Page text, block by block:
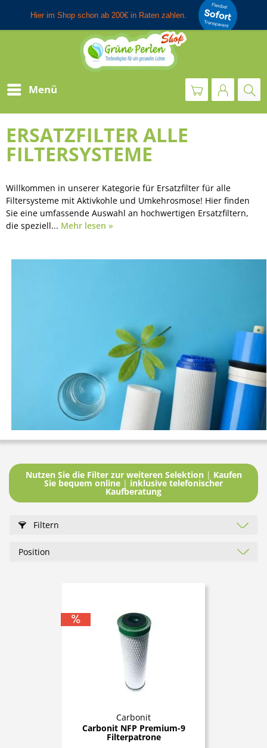
Menü
ERSATZFILTER ALLE
FILTERSYSTEME
Willkommen in unserer Kategorie für Ersatzfilter für alle
Filtersysteme mit Aktivkohle und Umkehrosmose! Hier finden
Sie eine umfassende Auswahl an hochwertigen Ersatzfiltern,
die speziell... Mehr lesen »
Nutzen Sie die Filter zur weiteren Selektion| Kaufen
Sie bequem online | inklusive telefonischer
Kaufberatung
Filtern
Carbonit
Carbonit NFP Premium-9
Filterpatrone